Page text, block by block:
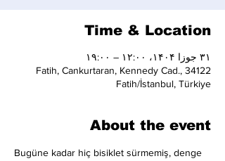
Time & Location
۳۱ جوزا ۱۴۰۴، ۱۲:۰۰ – ۱۹:۰۰
Fatih, Cankurtaran, Kennedy Cad., 34122
Fatih/İstanbul, Türkiye
About the event
Bugüne kadar hiç bisiklet sürmemiş, denge